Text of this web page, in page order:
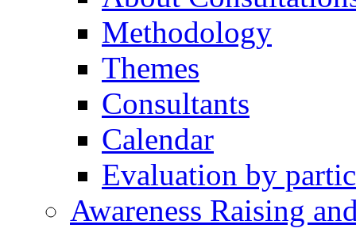
Methodology
Themes
Consultants
Calendar
Evaluation by
Awareness Raising